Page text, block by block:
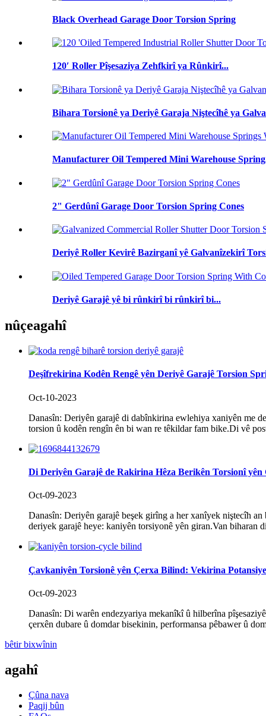
Black Overhead Garage Door Torsion Spring
120′ Roller Pîşesaziya Zehfkirî ya Rûnkirî...
Bihara Torsionê ya Deriyê Garaja Niştecîhê ya
Manufacturer Oil Tempered Mini Warehouse
2" Gerdûnî Garage Door Torsion Spring Cones
Deriyê Roller Kevirê Bazirganî yê Galvanîzekirî
Deriyê Garajê yê bi rûnkirî bi rûnkirî bi...
nûçeagahî
Deşîfrekirina Kodên Rengê yên Deriyê Garajê Torsion
Oct-10-2023
Danasîn: Deriyên garajê di dabînkirina ewlehiya xaniyên me
torsion û kodên rengîn ên bi wan re têkildar fam bike.Di vê
Di Deriyên Garajê de Rakirina Hêza Berikên Torsionî
Oct-09-2023
Danasîn: Deriyên garajê beşek girîng a her xanîyek niştecîh
deriyek garajê heye: kaniyên torsiyonê yên giran.Van biharan
Çavkaniyên Torsionê yên Çerxa Bilind: Vekirina
Oct-09-2023
Danasîn: Di warên endezyariya mekanîkî û hilberîna
çerxên dubare û domdar bisekinin, performansa pêbawer û
bêtir bixwînin
agahî
Çûna nava
Paqij bûn